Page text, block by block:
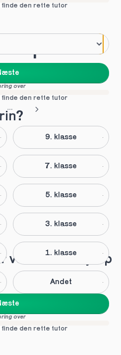
finde den rette tutor
over
finde den rette tutor
9. klasse
7. klasse
5. klasse
3. klasse
1. klasse
Andet
over
finde den rette tutor
top tutors
vores lektiehjælp